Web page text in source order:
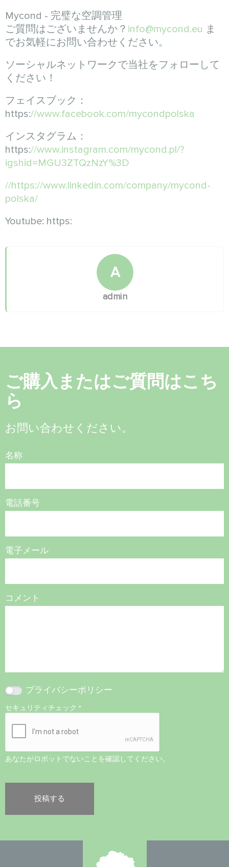
Mycond - 完璧な空調管理
ご質問はございませんか？ info@mycond.eu ま
でお気軽にお問い合わせください。
ソーシャルネットワークで当社をフォローして
ください！
フェイスブック：
https://www.facebook.com/mycondpolska
インスタグラム：
https://www.instagram.com/mycond.pl/?
igshid=MGU3ZTQzNzY%3D
//https://www.linkedin.com/company/mycond-
polska/
Youtube: https:
A
admin
ご購入またはご質問はこち
ら
お問い合わせください。
名称
電話番号
電子メール
コメント
プライバシーポリシー
セキュリティチェック *
あなたがロボットでないことを確認してください。